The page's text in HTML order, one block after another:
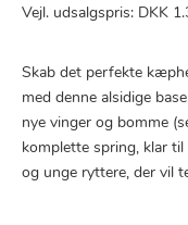
Vejl. udsalgspris: DKK
Skab det perfekte
med denne alsidige
nye vinger og bomme
komplette spring, klar
og unge ryttere, der vil